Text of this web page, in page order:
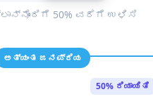
50% ವರೆಗೆ ಉಳಿಸಿ
ಅತ್ಯಂತ ಜನಪ್ರಿಯ
50% ರಿಯಾಯಿತಿ